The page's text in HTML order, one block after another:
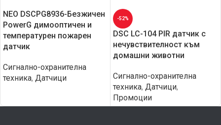
NEO DSCPG8936-Безжичен
PowerG димооптичен и
температурен пожарен
датчик
Сигнално-охранителна
техника, Датчици
-52%
DSC LC-104 PIR датчик с
нечувствителност към
домашни животни
Сигнално-охранителна
техника, Датчици,
Промоции